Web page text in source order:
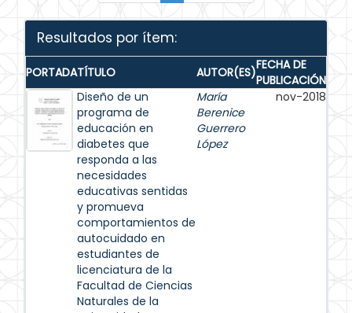
Resultados por ítem:
PORTADATÍTULO AUTOR(ES)FECHA DE
PUBLICACIÓN
Diseño de un
programa de
educación en
diabetes que
responda a las
necesidades
educativas sentidas
y promueva
comportamientos de
autocuidado en
estudiantes de
licenciatura de la
Facultad de Ciencias
Naturales de la
María
Berenice
Guerrero
López
nov-2018